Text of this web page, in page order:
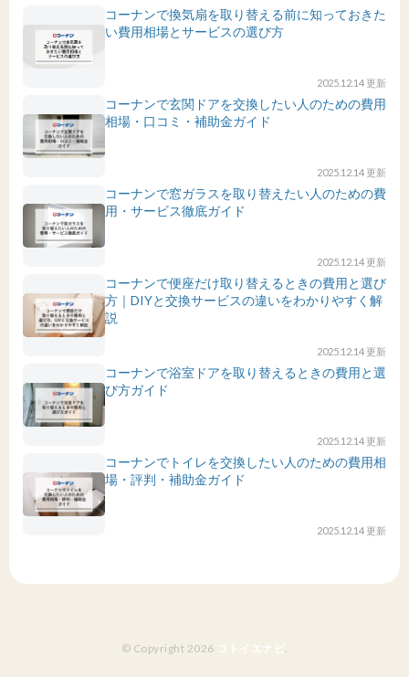
コーナンで換気扇を取り替える前に知っておきた
い費用相場とサービスの選び方
2025.12.14 更新
コーナンで玄関ドアを交換したい人のための費用
相場・口コミ・補助金ガイド
2025.12.14 更新
コーナンで窓ガラスを取り替えたい人のための費
用・サービス徹底ガイド
2025.12.14 更新
コーナンで便座だけ取り替えるときの費用と選び
方｜DIYと交換サービスの違いをわかりやすく解
説
2025.12.14 更新
コーナンで浴室ドアを取り替えるときの費用と選
び方ガイド
2025.12.14 更新
コーナンでトイレを交換したい人のための費用相
場・評判・補助金ガイド
2025.12.14 更新
© Copyright 2026 コトイエナビ .